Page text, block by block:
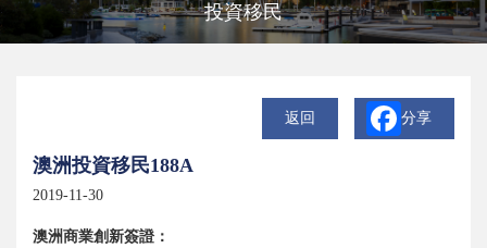
投資移民
返回 分享
澳洲投資移民188A
2019-11-30
澳洲商業創新簽證：